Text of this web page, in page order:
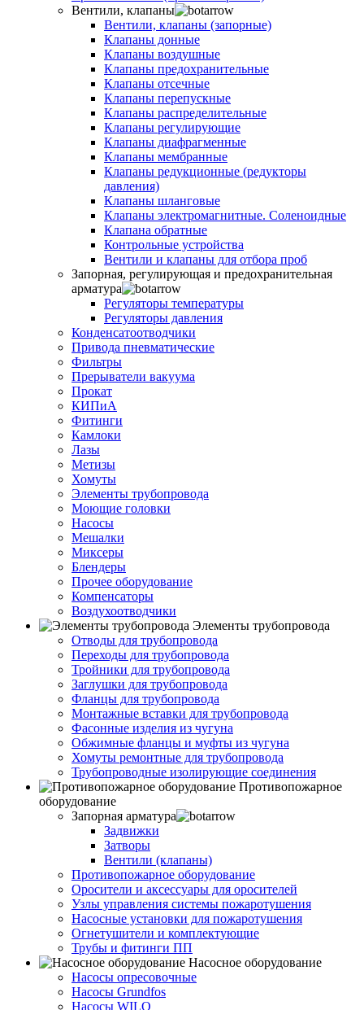
Вентили, клапаны
Вентили, клапаны (запорные)
Клапаны донные
Клапаны воздушные
Клапаны предохранительные
Клапаны отсечные
Клапаны перепускные
Клапаны распределительные
Клапаны регулирующие
Клапаны диафрагменные
Клапаны мембранные
Клапаны редукционные (редукторы
давления)
Клапаны шланговые
Клапаны электромагнитные. Соленоидные
Клапана обратные
Контрольные устройства
Вентили и клапаны для отбора проб
Запорная, регулирующая и предохранительная
арматура
Регуляторы температуры
Регуляторы давления
Конденсатоотводчики
Привода пневматические
Фильтры
Прерыватели вакуума
Прокат
КИПиА
Фитинги
Камлоки
Лазы
Метизы
Хомуты
Элементы трубопровода
Моющие головки
Насосы
Мешалки
Миксеры
Блендеры
Прочее оборудование
Компенсаторы
Воздухоотводчики
Элементы трубопровода
Отводы для трубопровода
Переходы для трубопровода
Тройники для трубопровода
Заглушки для трубопровода
Фланцы для трубопровода
Монтажные вставки для трубопровода
Фасонные изделия из чугуна
Обжимные фланцы и муфты из чугуна
Хомуты ремонтные для трубопровода
Трубопроводные изолирующие соединения
Противопожарное
оборудование
Запорная арматура
Задвижки
Затворы
Вентили (клапаны)
Противопожарное оборудование
Оросители и аксессуары для оросителей
Узлы управления системы пожаротушения
Насосные установки для пожаротушения
Огнетушители и комплектующие
Трубы и фитинги ПП
Насосное оборудование
Насосы опресовочные
Насосы Grundfos
Насосы WILO